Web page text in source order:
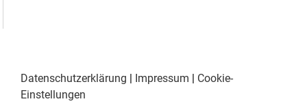
Datenschutzerklärung Impressum
Cookie-
Einstellungen